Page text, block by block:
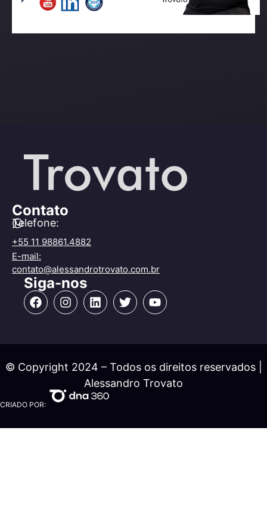
Contato
Telefone:
+55 11 98861.4882
E-mail:
contato@alessandrotrovato.com.br
Siga-nos
© Copyright 2024 – Todos os direitos reservados |
Alessandro Trovato
CRIADO POR: